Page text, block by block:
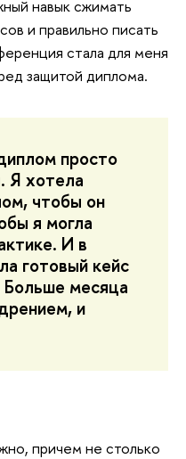
навык сжимать
и правильно писать
стала для меня
защитой диплома.
просто
Я хотела
чтобы он
я могла
И в
готовый кейс
Больше месяца
и
причем не столько